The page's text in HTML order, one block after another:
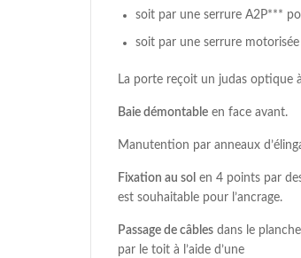
soit par une serrure A2P***
soit par une serrure
La porte reçoit un judas optique
Baie démontable en face avant.
Manutention par anneaux
Fixation au sol en 4 points par
est souhaitable pour l’ancrage.
Passage de câbles dans le
par le toit à l’aide d’une